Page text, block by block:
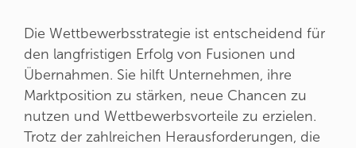
Die Wettbewerbsstrategie ist entscheidend für
den langfristigen Erfolg von Fusionen und
Übernahmen. Sie hilft Unternehmen, ihre
Marktposition zu stärken, neue Chancen zu
nutzen und Wettbewerbsvorteile zu erzielen.
Trotz der zahlreichen Herausforderungen, die